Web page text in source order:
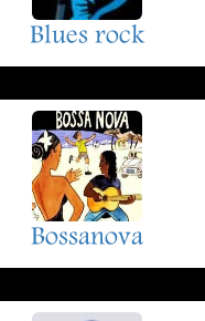
Blues rock
Bossanova